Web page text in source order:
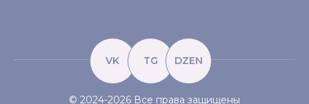
VK TG DZEN
© 2024-2026 Все права защищены